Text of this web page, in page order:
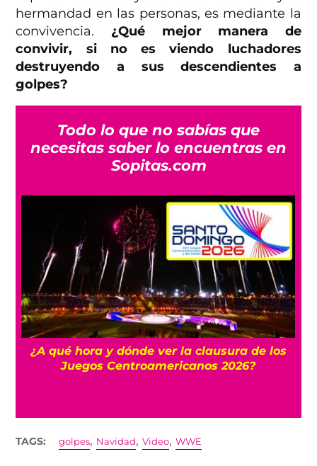
hermandad en las personas, es mediante la
convivencia. ¿Qué mejor manera de
convivir, si no es viendo luchadores
destruyendo a sus descendientes a
golpes?
Todo lo que no sabías que
necesitas saber lo encuentras en
Sopitas.com
¿A qué hora y dónde ver la clausura de los
Juegos Centroamericanos 2026?
TAGS: golpes, Navidad,Video,WWE